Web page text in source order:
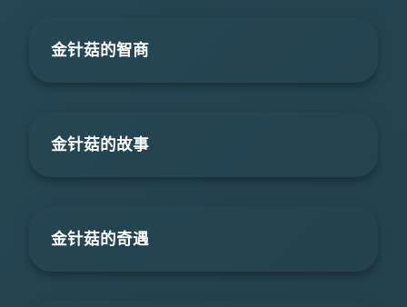
金针菇的智商
金针菇的故事
金针菇的奇遇